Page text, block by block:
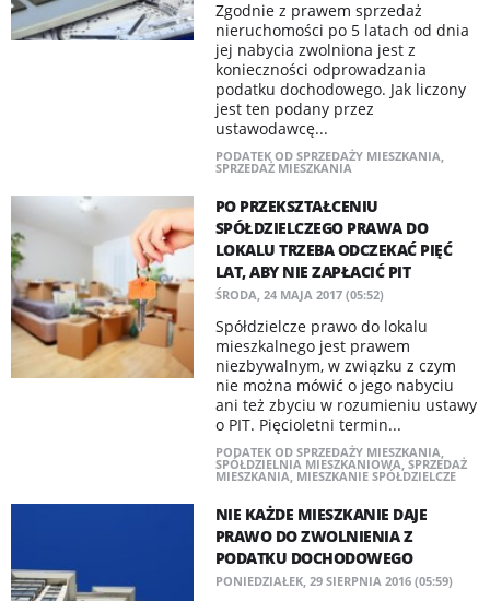
Zgodnie z prawem sprzedaż
nieruchomości po 5 latach od dnia
jej nabycia zwolniona jest z
konieczności odprowadzania
podatku dochodowego. Jak liczony
jest ten podany przez
ustawodawcę...
PODATEK OD SPRZEDAŻY MIESZKANIA,
SPRZEDAŻ MIESZKANIA
PO PRZEKSZTAŁCENIU
SPÓŁDZIELCZEGO PRAWA DO
LOKALU TRZEBA ODCZEKAĆ PIĘĆ
LAT, ABY NIE ZAPŁACIĆ PIT
ŚRODA, 24 MAJA 2017 (05:52)
Spółdzielcze prawo do lokalu
mieszkalnego jest prawem
niezbywalnym, w związku z czym
nie można mówić o jego nabyciu
ani też zbyciu w rozumieniu ustawy
o PIT. Pięcioletni termin...
PODATEK OD SPRZEDAŻY MIESZKANIA,
SPÓŁDZIELNIA MIESZKANIOWA, SPRZEDAŻ
MIESZKANIA, MIESZKANIE SPÓŁDZIELCZE
NIE KAŻDE MIESZKANIE DAJE
PRAWO DO ZWOLNIENIA Z
PODATKU DOCHODOWEGO
PONIEDZIAŁEK, 29 SIERPNIA 2016 (05:59)